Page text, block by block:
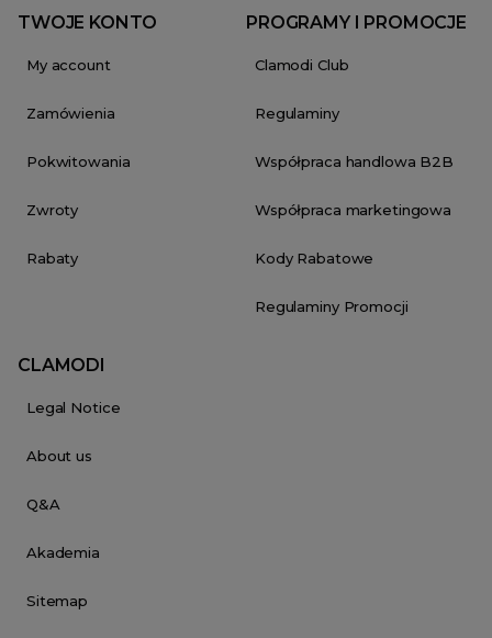
TWOJE KONTO
My account
Zamówienia
Pokwitowania
Zwroty
Rabaty
PROGRAMY I PROMOCJE
Clamodi Club
Regulaminy
Współpraca handlowa B2B
Współpraca marketingowa
Kody Rabatowe
Regulaminy Promocji
CLAMODI
Legal Notice
About us
Q&A
Akademia
Sitemap